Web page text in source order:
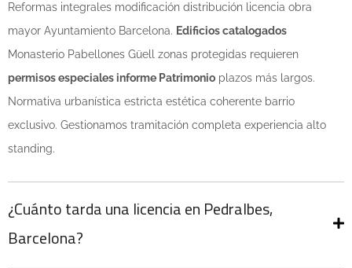
Reformas integrales modificación distribución licencia obra
mayor Ayuntamiento Barcelona. Edificios catalogados
Monasterio Pabellones Güell zonas protegidas requieren
permisos especiales informe Patrimonio plazos más largos.
Normativa urbanística estricta estética coherente barrio
exclusivo. Gestionamos tramitación completa experiencia alto
standing.
¿Cuánto tarda una licencia en Pedralbes,
Barcelona?